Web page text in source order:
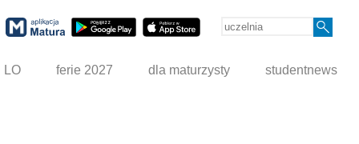
LO ferie 2027 dla maturzysty studentnews